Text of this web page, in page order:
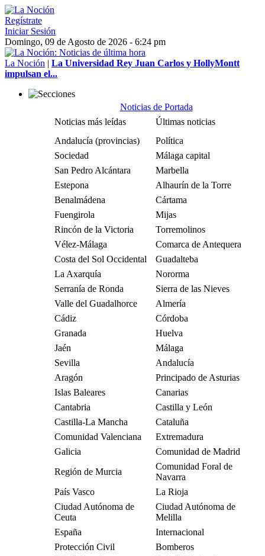
Regístrate
Iniciar Sesión
Domingo, 09 de Agosto de 2026 - 6:24 pm
La Noción | La Universidad Rey Juan Carlos y HollyMontt
impulsan el...
Noticias de Portada
Noticias más leídas
Últimas noticias
Andalucía (provincias)
Política
Sociedad
Málaga capital
San Pedro Alcántara
Marbella
Estepona
Alhaurín de la Torre
Benalmádena
Cártama
Fuengirola
Mijas
Rincón de la Victoria
Torremolinos
Vélez-Málaga
Comarca de Antequera
Costa del Sol Occidental
Guadalteba
La Axarquía
Nororma
Serranía de Ronda
Sierra de las Nieves
Valle del Guadalhorce
Almería
Cádiz
Córdoba
Granada
Huelva
Jaén
Málaga
Sevilla
Andalucía
Aragón
Principado de Asturias
Islas Baleares
Canarias
Cantabria
Castilla y León
Castilla-La Mancha
Cataluña
Comunidad Valenciana
Extremadura
Galicia
Comunidad de Madrid
Región de Murcia
Comunidad Foral de
Navarra
País Vasco
La Rioja
Ciudad Autónoma de
Ceuta
Ciudad Autónoma de
Melilla
España
Internacional
Protección Civil
Bomberos